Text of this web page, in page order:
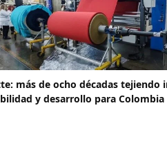
más de ocho décadas tejiendo
y desarrollo para Colombia